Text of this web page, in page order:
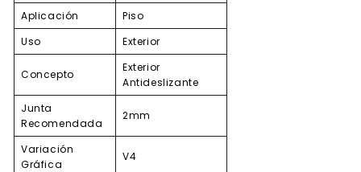
Aplicación
Piso
Uso
Exterior
Concepto
Exterior
Antideslizante
Junta
Recomendada
2mm
Variación
Gráfica
V4